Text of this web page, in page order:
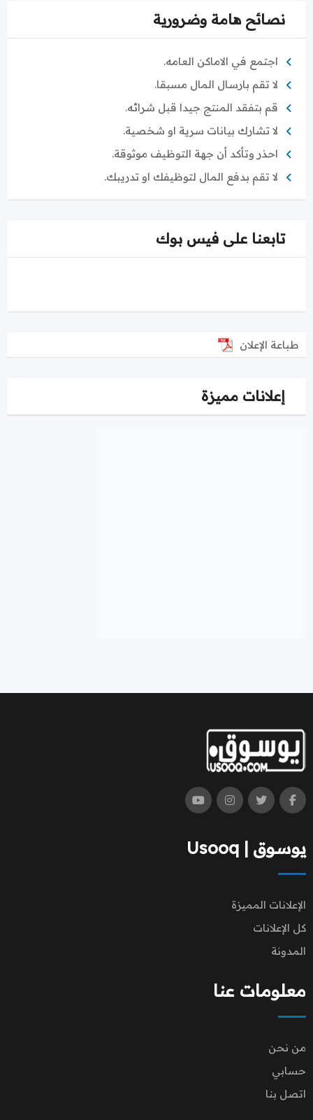
نصائح هامة وضرورية
اجتمع في الاماكن العامه.
لا تقم بارسال المال مسبقا.
قم بتفقد المنتج جيدا قبل شرائه.
لا تشارك بيانات سرية او شخصية.
احذر وتأكد أن جهة التوظيف موثوقة.
لا تقم بدفع المال لتوظيفك او تدريبك.
تابعنا على فيس بوك
طباعة الإعلان
إعلانات مميزة
يوسوق | Usooq
الإعلانات المميزة
كل الإعلانات
المدونة
معلومات عنا
من نحن
حسابي
اتصل بنا